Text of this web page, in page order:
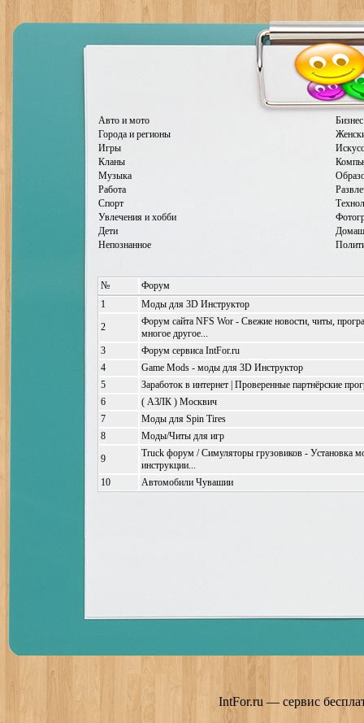
Авто и мото
Города и регионы
Игры
Кланы
Музыка
Работа
Спорт
Увлечения и хобби
Дети
Непознанное
№
Форум
1
Моды для 3D Инструктор
2
Форум сайта NFS Wor - Свежие новости, читы,
многое другое...
3
Форум сервиса IntFor.ru
4
Game Mods - моды для 3D Инструктор
5
Заработок в интернет | Проверенные партнёрские
6
( АЗЛК ) Москвич
7
Моды для Spin Tires
8
Моды/Читы для игр
9
Truck форум / Симуляторы грузовиков - Установка
инструкции...
10
Автомобили Чувашии
IntFor.ru — сервис